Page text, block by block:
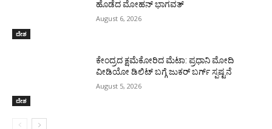
ದೇಶ
ಹೊಡೆದ ಮೋಹನ್ ಭಾಗವತ್
August 6, 2026
ದೇಶ
ಕೇಂದ್ರದ ಕ್ಷಮೆಕೋರಿದ ಮೆಟಾ: ಪ್ರಧಾನಿ ಮೋದಿ
ವೀಡಿಯೋ ಡಿಲಿಟ್ ಬಗ್ಗೆ ಜುಕರ್ ಬರ್ಗ್ ಸ್ಪಷ್ಟನೆ
August 5, 2026